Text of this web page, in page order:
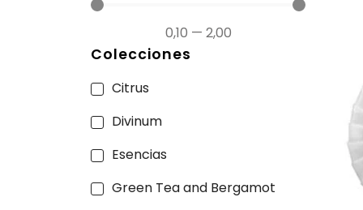
0,10 — 2,00
Colecciones
Citrus
Divinum
Esencias
Green Tea and Bergamot